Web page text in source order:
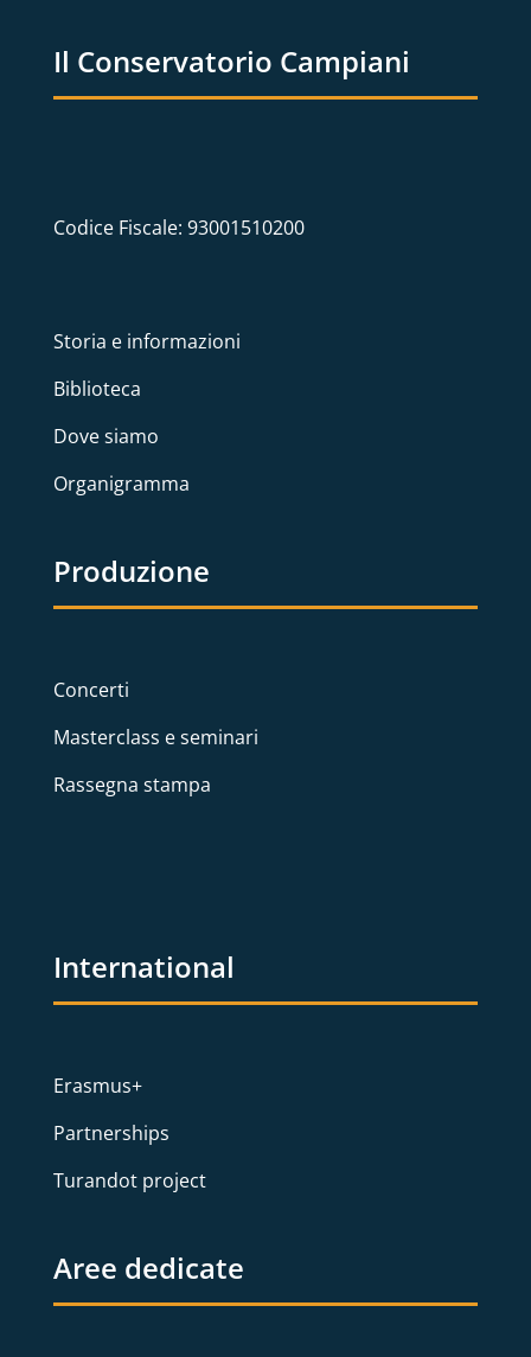
Il Conservatorio Campiani
Codice Fiscale: 93001510200
Storia e informazioni
Biblioteca
Dove siamo
Organigramma
Produzione
Concerti
Masterclass e seminari
Rassegna stampa
International
Erasmus+
Partnerships
Turandot project
Aree dedicate